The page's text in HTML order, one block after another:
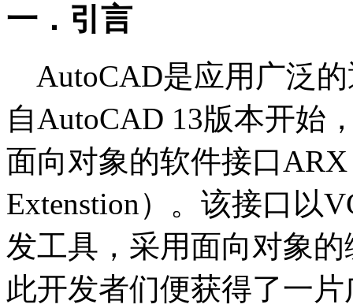
一．引言
AutoCAD是应用广泛
自AutoCAD 13版本开始
面向对象的软件接口
Extenstion）。该接口以
发工具，采用面向对象
此开发者们便获得了一